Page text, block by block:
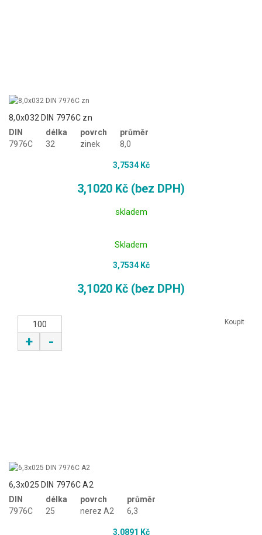
8,0x032 DIN 7976C zn
DIN
7976C
délka
32
povrch
zinek
průměr
8,0
3,7534 Kč
3,1020 Kč (bez DPH)
skladem
Skladem
3,7534 Kč
3,1020 Kč (bez DPH)
+ -
Koupit
6,3x025 DIN 7976C A2
DIN
7976C
délka
25
povrch
nerez A2
průměr
6,3
3,0891 Kč